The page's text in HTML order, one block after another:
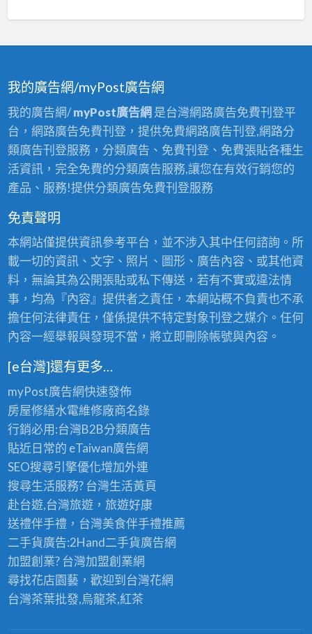
我的廣告網/myPost廣告網
我的廣告網/myPost廣告網 是台灣網路廣告免費刊登平
台，網路廣告免費刊登，提供免費網路廣告刊登,網路分
類廣告刊登服務，分類廣告、免費刊登、免費張貼各種生
活資訊，完全免費的分類廣告服務,讓您在有效行銷您的
產品、服務!提供分類廣告免費刊登服務
免責聲明
本網站僅提供資訊參考平台，並不涉入其中任何諮詢。所
載一切的資訊、文字、照片、圖形、廣告內容、或其他資
料，無論其為公開張貼或私下傳送，若有不實或違法情
事，均為『內容』提供者之責任，本網站概不負責也不承
擔任何法律責任，僅係提供不特定對象刊登之媒介。任何
內容一經舉報與發現不當，將立即刪除帳號與內容。
[e台灣]還有更多…
myPost廣告網快速發佈
房屋修繕水電維修廠商名錄
行銷必用:台灣B2B分類廣告
貼近日常的 eTaiwan廣告網
SEO搜尋引擎優化增加外連
搜尋生活服務? 台灣生活黃頁
赴台遊,台灣旅遊，旅遊好康
送禮伴手禮，台灣美食伴手禮推薦
二手貨廣告:2Hand二手貨廣告網
加盟創業? 台灣加盟創業網
尋找花店園藝，歡迎到 台灣花網
台灣茶葉批發,烏龍茶,紅茶